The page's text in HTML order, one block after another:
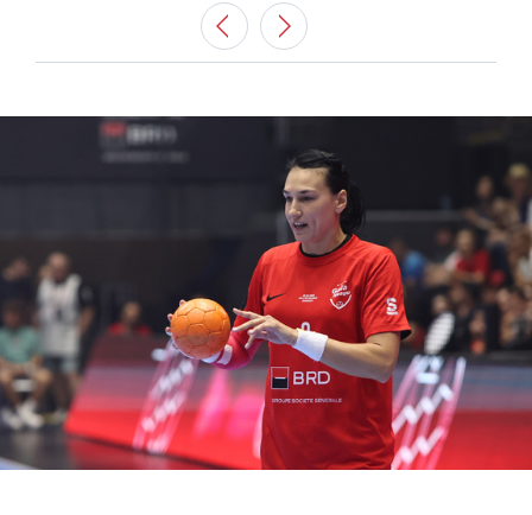
variantă pentru banca tehnică
| EXCLUSIV